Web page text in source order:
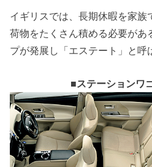
イギリスでは、長期休暇を家族
荷物をたくさん積める必要があ
プが発展し「エステート」と呼
■ステーションワ